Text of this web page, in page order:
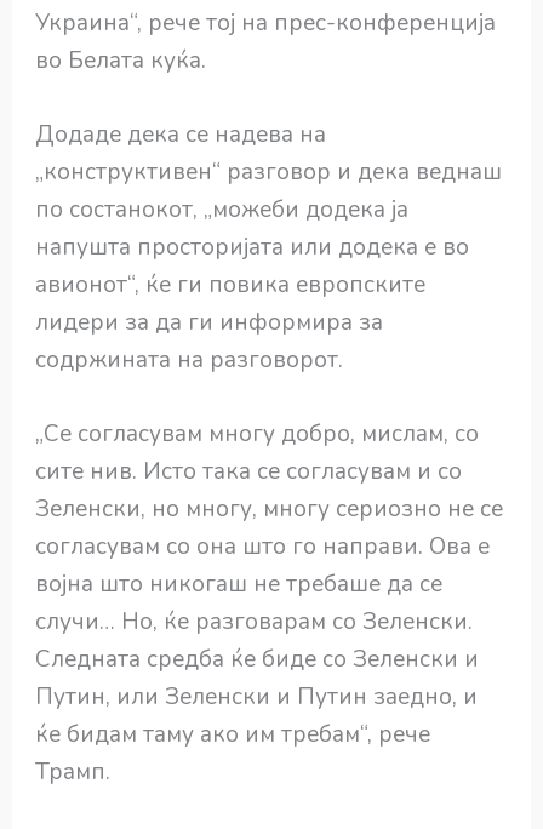
Украина“, рече тој на прес-конференција
во Белата куќа.
Додаде дека се надева на
„конструктивен“ разговор и дека веднаш
по состанокот, „можеби додека ја
напушта просторијата или додека е во
авионот“, ќе ги повика европските
лидери за да ги информира за
содржината на разговорот.
„Се согласувам многу добро, мислам, со
сите нив. Исто така се согласувам и со
Зеленски, но многу, многу сериозно не се
согласувам со она што го направи. Ова е
војна што никогаш не требаше да се
случи… Но, ќе разговарам со Зеленски.
Следната средба ќе биде со Зеленски и
Путин, или Зеленски и Путин заедно, и
ќе бидам таму ако им требам“, рече
Трамп.